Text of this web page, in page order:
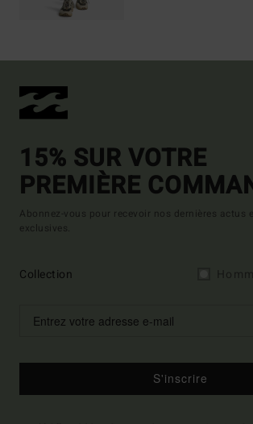
15% SUR VOTRE
PREMIÈRE
Abonnez-vous pour recevoir nos dernières actus
exclusives.
Collection
S'inscrire